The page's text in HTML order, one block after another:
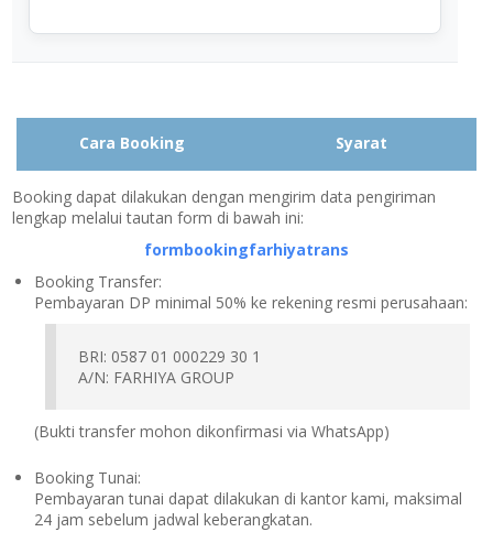
Cara Booking Syarat
Booking dapat dilakukan dengan mengirim data pengiriman
lengkap melalui tautan form di bawah ini:
formbookingfarhiyatrans
Booking Transfer:
Pembayaran DP minimal 50% ke rekening resmi perusahaan:
BRI: 0587 01 000229 30 1
A/N: FARHIYA GROUP
(Bukti transfer mohon dikonfirmasi via WhatsApp)
Booking Tunai:
Pembayaran tunai dapat dilakukan di kantor kami, maksimal
24 jam sebelum jadwal keberangkatan.